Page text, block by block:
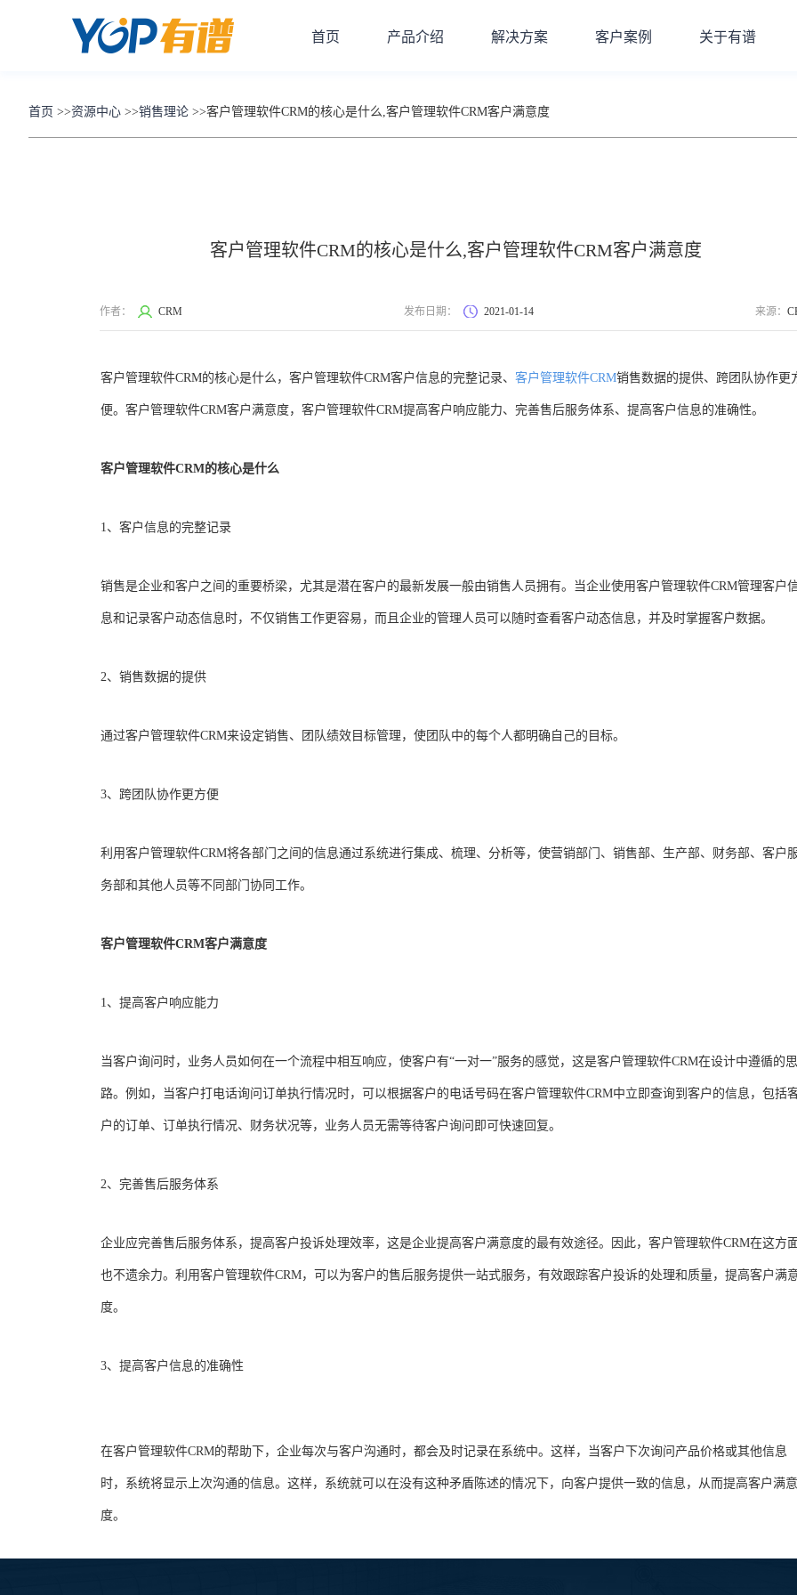
首页 产品介绍 解决方案 客户案例 关于有谱
首页 >>资源中心 >>销售理论 >>客户管理软件CRM的核心是什么,客户管理软件CRM客户满意度
客户管理软件CRM的核心是什么,客户管理软件CRM客户满意度
作者： CRM 发布日期： 2021-01-14 来源：
客户管理软件CRM的核心是什么，客户管理软件CRM客户信息的完整记录、 客户管理软件CRM销售数据的提供、跨团队协作更
便。客户管理软件CRM客户满意度，客户管理软件CRM提高客户响应能力、完善售后服务体系、提高客户信息的准确性。
客户管理软件CRM的核心是什么
1、客户信息的完整记录
销售是企业和客户之间的重要桥梁，尤其是潜在客户的最新发展一般由销售人员拥有。当企业使用客户管理软件CRM管理客户
息和记录客户动态信息时，不仅销售工作更容易，而且企业的管理人员可以随时查看客户动态信息，并及时掌握客户数据。
2、销售数据的提供
通过客户管理软件CRM来设定销售、团队绩效目标管理，使团队中的每个人都明确自己的目标。
3、跨团队协作更方便
利用客户管理软件CRM将各部门之间的信息通过系统进行集成、梳理、分析等，使营销部门、销售部、生产部、财务部、客户
务部和其他人员等不同部门协同工作。
客户管理软件CRM客户满意度
1、提高客户响应能力
当客户询问时，业务人员如何在一个流程中相互响应，使客户有“一对一”服务的感觉，这是客户管理软件CRM在设计中遵循的思
路。例如，当客户打电话询问订单执行情况时，可以根据客户的电话号码在客户管理软件CRM中立即查询到客户的信息，包括
户的订单、订单执行情况、财务状况等，业务人员无需等待客户询问即可快速回复。
2、完善售后服务体系
企业应完善售后服务体系，提高客户投诉处理效率，这是企业提高客户满意度的最有效途径。因此，客户管理软件CRM在这方
也不遗余力。利用客户管理软件CRM，可以为客户的售后服务提供一站式服务，有效跟踪客户投诉的处理和质量，提高客户满
度。
3、提高客户信息的准确性
在客户管理软件CRM的帮助下，企业每次与客户沟通时，都会及时记录在系统中。这样，当客户下次询问产品价格或其他信息
时，系统将显示上次沟通的信息。这样，系统就可以在没有这种矛盾陈述的情况下，向客户提供一致的信息，从而提高客户满意
度。